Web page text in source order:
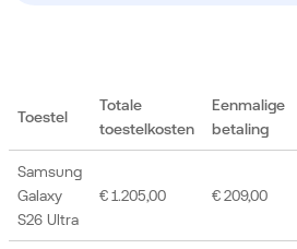
Toestel
Totale
toestelkosten
Eenmalige
betaling
Samsung
Galaxy
S26 Ultra
€ 1.205,00 € 209,00